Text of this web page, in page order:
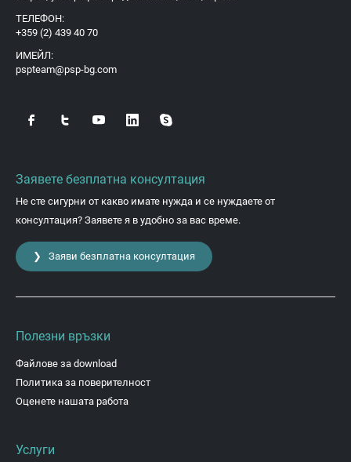
ТЕЛЕФОН:
+359 (2) 439 40 70
ИМЕЙЛ:
pspteam@psp-bg.com
Заявете безплатна консултация
Не сте сигурни от какво имате нужда и се нуждаете от
консултация? Заявете я в удобно за вас време.
❯ Заяви безплатна консултация
Полезни връзки
Файлове за download
Политика за поверителност
Оценете нашата работа
Услуги